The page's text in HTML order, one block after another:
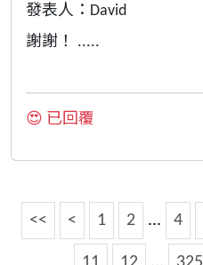
發表人：David
謝謝！ .....
😍 已回覆
<< < 1 2 ... 4